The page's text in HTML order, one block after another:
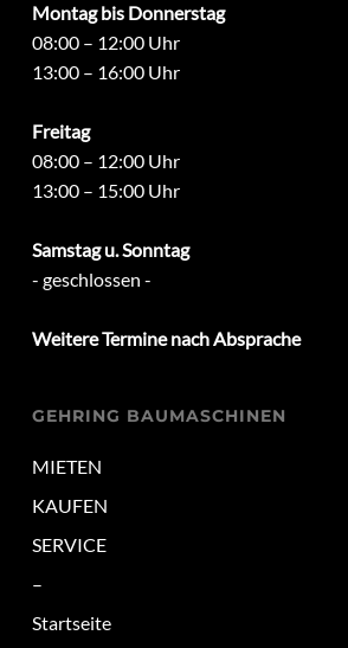
Montag bis Donnerstag
08:00 – 12:00 Uhr
13:00 – 16:00 Uhr
Freitag
08:00 – 12:00 Uhr
13:00 – 15:00 Uhr
Samstag u. Sonntag
- geschlossen -
Weitere Termine nach Absprache
GEHRING BAUMASCHINEN
MIETEN
KAUFEN
SERVICE
–
Startseite